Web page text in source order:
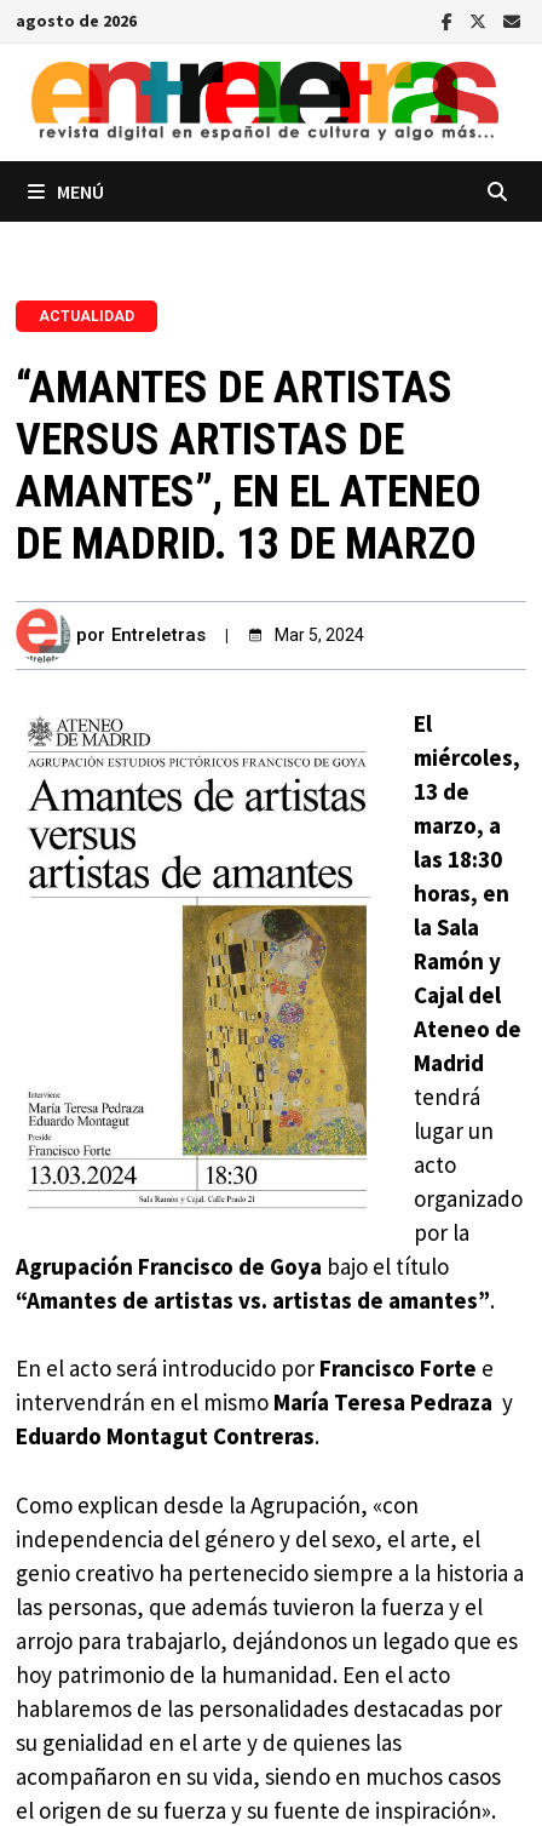
Saltar
contenido
agosto de 2026
MENÚ
ACTUALIDAD
“AMANTES DE ARTISTAS
VERSUS ARTISTAS DE
AMANTES”, EN EL ATENEO
DE MADRID. 13 DE MARZO
por Entreletras Mar 5, 2024
El
miércoles,
13 de
marzo, a
las 18:30
horas, en
la Sala
Ramón y
Cajal del
Ateneo de
Madrid
tendrá
lugar un
acto
organizado
por la
Agrupación Francisco de Goya bajo el título
“Amantes de artistas vs. artistas de amantes”.
En el acto será introducido por Francisco Forte e
intervendrán en el mismo María Teresa Pedraza y
Eduardo Montagut Contreras.
Como explican desde la Agrupación, «con
independencia del género y del sexo, el arte, el
genio creativo ha pertenecido siempre a la historia a
las personas, que además tuvieron la fuerza y el
arrojo para trabajarlo, dejándonos un legado que es
hoy patrimonio de la humanidad. Een el acto
hablaremos de las personalidades destacadas por
su genialidad en el arte y de quienes las
acompañaron en su vida, siendo en muchos casos
el origen de su fuerza y su fuente de inspiración».